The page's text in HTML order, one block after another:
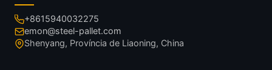
+8615940032275
emon@steel-pallet.com
Shenyang, Província de Liaoning, China